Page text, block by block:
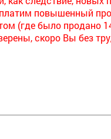
повышенный
(где было продано
скоро Вы без